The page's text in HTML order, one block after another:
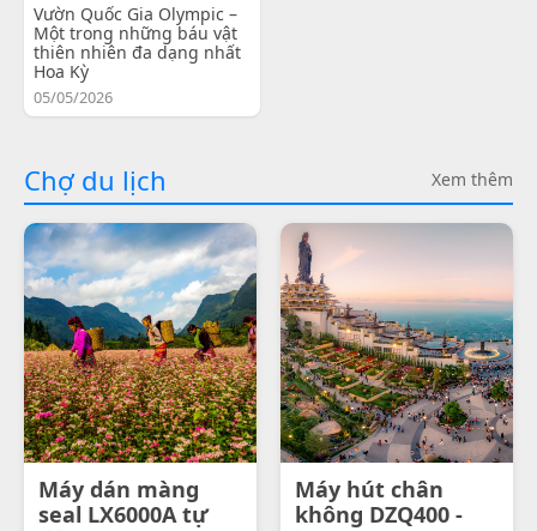
Vườn Quốc Gia Olympic –
Một trong những báu vật
thiên nhiên đa dạng nhất
Hoa Kỳ
05/05/2026
Chợ du lịch Xem thêm
Máy dán màng
seal LX6000A tự
Máy hút chân
không DZQ400 -